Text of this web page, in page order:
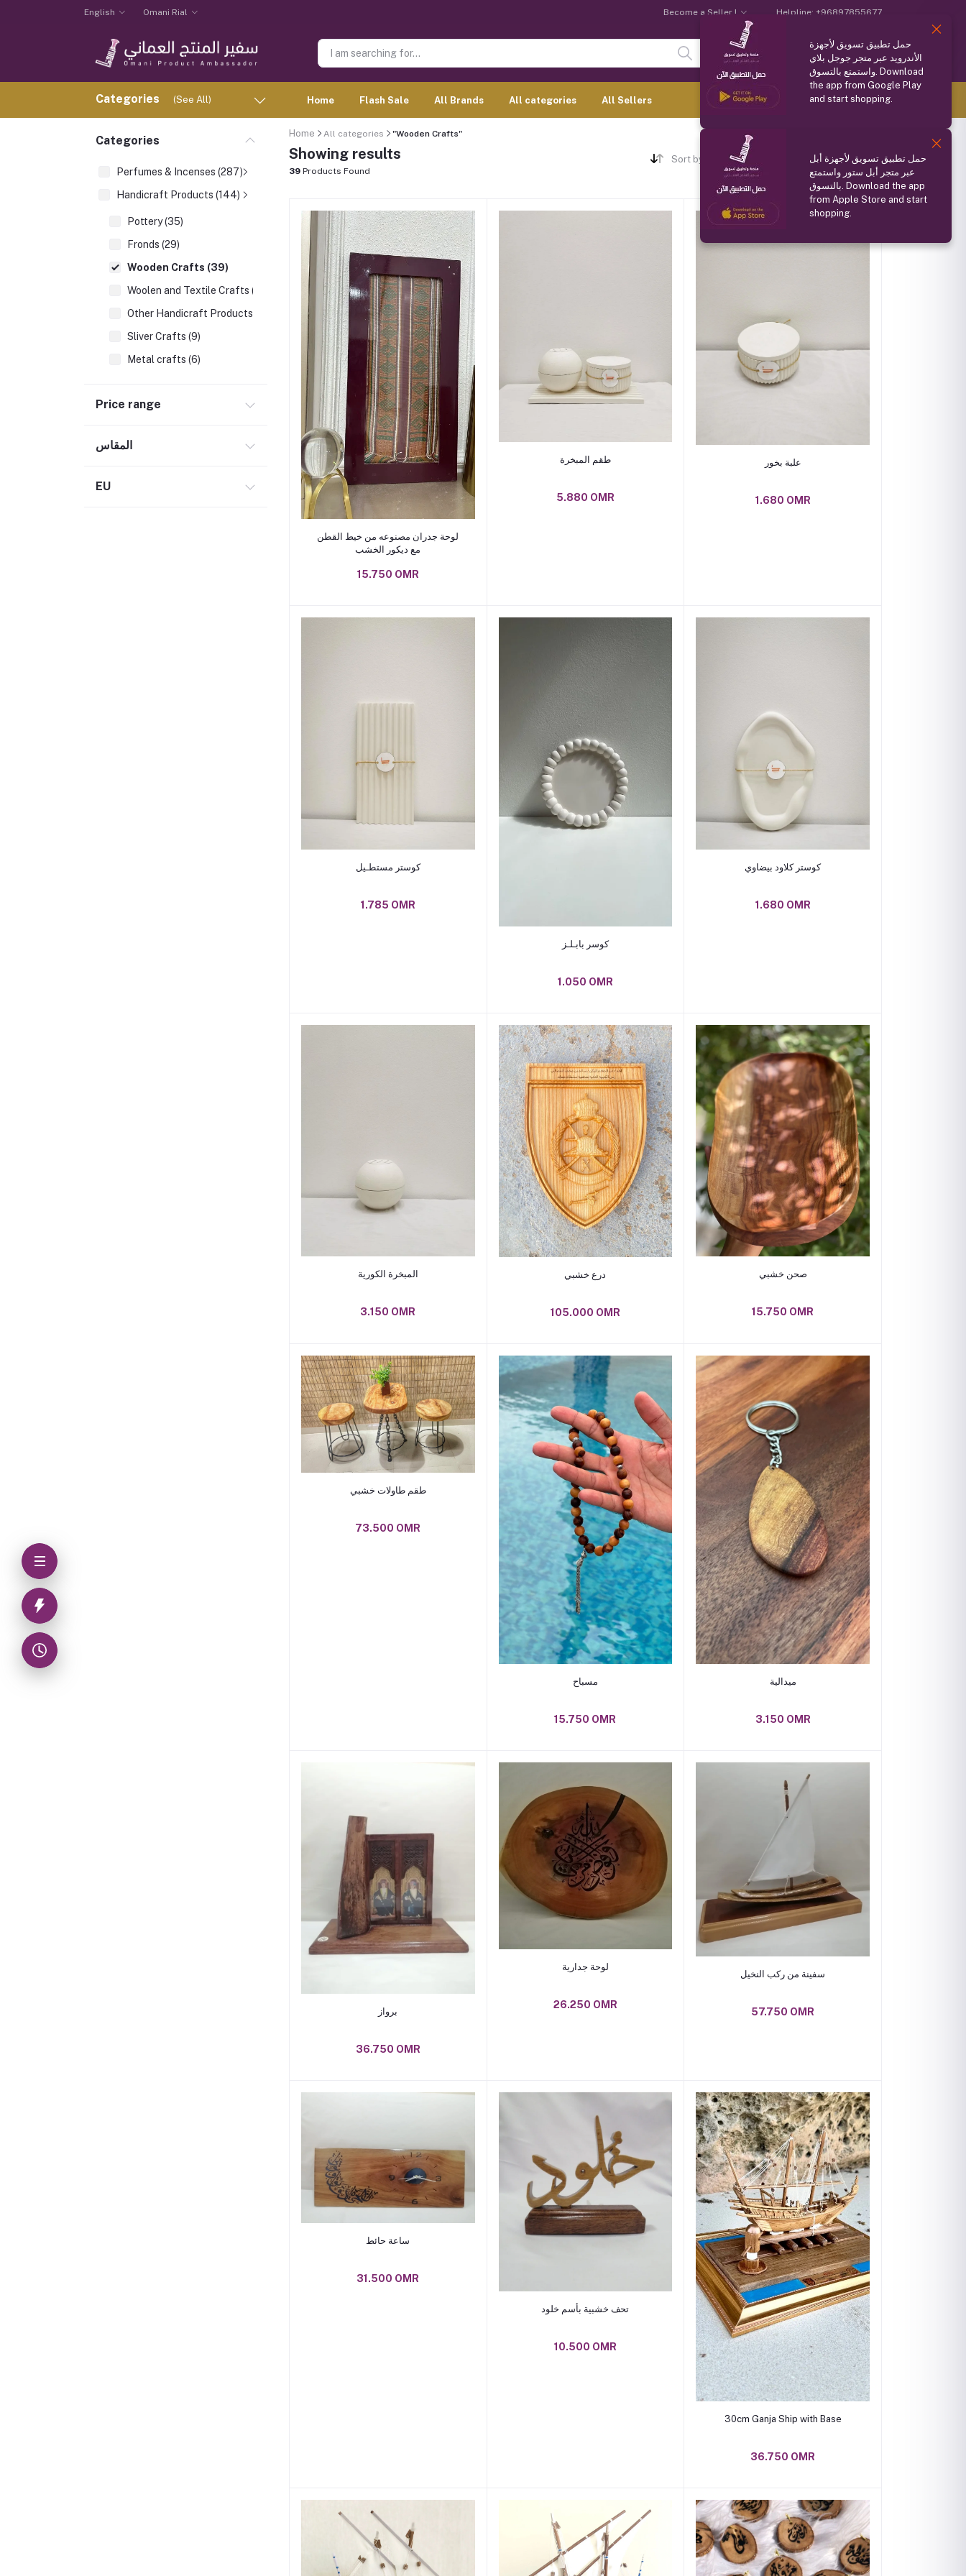
English Omani Rial Become a Seller ! Helpline: +96897855677
Registration
Categories (See All) Home Flash Sale All Brands All categories All Sellers 0.000 OMR (0Items)
Categories
Perfumes & Incenses (287)
Handicraft Products (144)
Pottery (35)
Fronds (29)
Wooden Crafts (39)
Woolen and Textile Crafts (20)
Other Handicraft Products (75)
Sliver Crafts (9)
Metal crafts (6)
Health & Beauty (127)
Price range
المقاس
EU
Home All categories "Wooden Crafts"
Showing results
39 Products Found
Sort by
لوحة جدران مصنوعه من خيط القطن
مع ديكور الخشب
15.750 OMR
Add to cart
طقم المبخرة
5.880 OMR
Add to cart
علبة بخور
1.680 OMR
Add to cart
كوستر مستطـيل
1.785 OMR
Add to cart
كوسر بابـلـز
1.050 OMR
Add to cart
كوستر كلاود بيضاوي
1.680 OMR
Add to cart
المبخرة الكورية
3.150 OMR
درع خشبي
105.000 OMR
Add to cart
صحن خشبي
15.750 OMR
Add to cart
طقم طاولات خشبي
73.500 OMR
Add to cart
مسباح
15.750 OMR
Add to cart
ميدالية
3.150 OMR
Add to cart
برواز
36.750 OMR
Add to cart
لوحة جدارية
26.250 OMR
Add to cart
سفينة من ركب النخيل
57.750 OMR
Add to cart
ساعة حائط
31.500 OMR
Add to cart
تحف خشبية بأسم خلود
10.500 OMR
Add to cart
30cm Ganja Ship with Base
36.750 OMR
حمل تطبيق تسويق لأجهزة
الأندرويد عبر متجر جوجل بلاي
واستمتع بالتسوق. Download
the app from Google Play
and start shopping.
حمل تطبيق تسويق لأجهزة أبل
عبر متجر أبل ستور واستمتع
بالتسوق. Download the app
from Apple Store and start
shopping.